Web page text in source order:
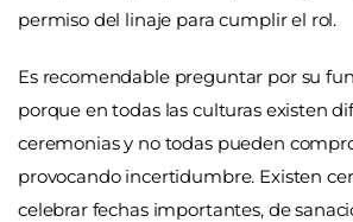
permiso del linaje para cumplir el rol.
Es recomendable preguntar por su
porque en todas las culturas existen
ceremonias y no todas pueden
provocando incertidumbre. Existen
celebrar fechas importantes, de